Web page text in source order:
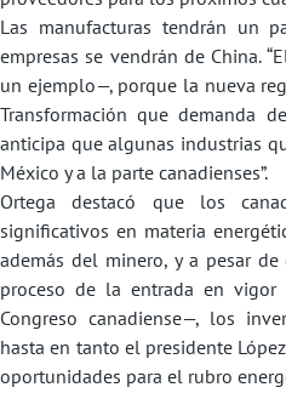
Las manufacturas tendrán un
empresas se vendrán de China.
un ejemplo—, porque la nueva
Transformación que demanda
anticipa que algunas industrias
México y a la parte canadienses”.
Ortega destacó que los
significativos en materia
además del minero, y a pesar
proceso de la entrada en
Congreso canadiense—, los
hasta en tanto el presidente
oportunidades para el rubro